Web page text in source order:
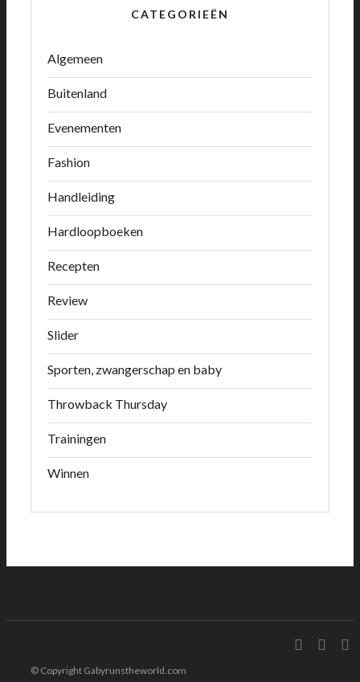
CATEGORIEËN
Algemeen
Buitenland
Evenementen
Fashion
Handleiding
Hardloopboeken
Recepten
Review
Slider
Sporten, zwangerschap en baby
Throwback Thursday
Trainingen
Winnen
© Copyright Gabyrunstheworld.com